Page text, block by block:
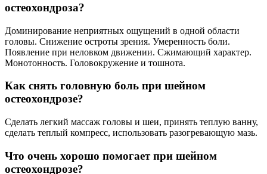
остеохондроза?
Доминирование неприятных ощущений в одной области
головы. Снижение остроты зрения. Умеренность боли.
Появление при неловком движении. Сжимающий характер.
Монотонность. Головокружение и тошнота.
Как снять головную боль при шейном
остеохондрозе?
Сделать легкий массаж головы и шеи, принять теплую ванну,
сделать теплый компресс, использовать разогревающую мазь.
Что очень хорошо помогает при шейном
остеохондрозе?